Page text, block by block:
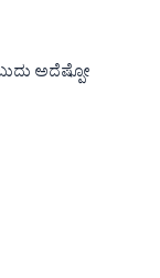
ಅದೆಷ್ಪೋ